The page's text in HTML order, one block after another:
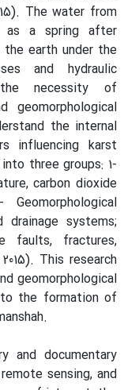
The water from
a spring after
the earth under the
and hydraulic
necessity of
geomorphological
the internal
influencing karst
three groups: 1-
carbon dioxide
systems;
faults, fractures,
This research
geomorphological
the formation of
and documentary
sensing, and